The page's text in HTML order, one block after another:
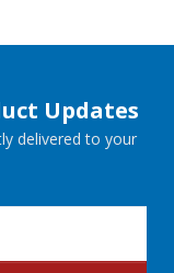
Updates
delivered to your